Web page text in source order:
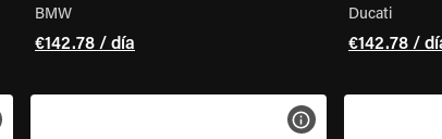
BMW
€142.78 / día
Ducati
€142.78 /
VER ESPECIFICACIONES DE LA MOTO VER